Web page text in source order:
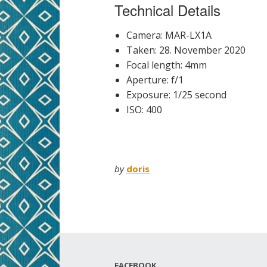
Technical Details
Camera: MAR-LX1A
Taken: 28. November 2020
Focal length: 4mm
Aperture: f/1
Exposure: 1/25 second
ISO: 400
by doris